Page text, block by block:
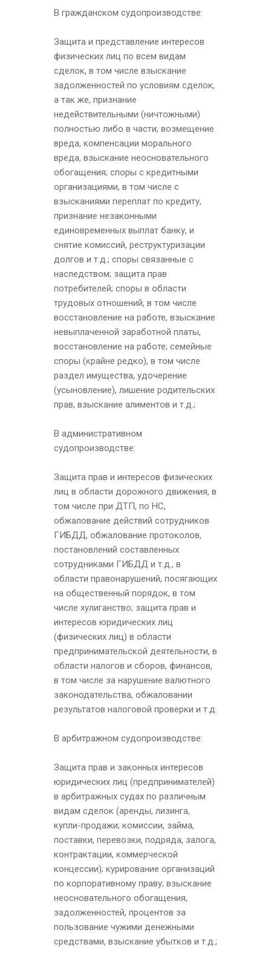
В гражданском судопроизводстве:
Защита и представление интересов
физических лиц по всем видам
сделок, в том числе взыскание
задолженностей по условиям сделок,
а так же, признание
недействительными (ничтожными)
полностью либо в части; возмещение
вреда, компенсации морального
вреда, взыскание неосновательного
обогащения; споры с кредитными
организациями, в том числе с
взысканиями переплат по кредиту,
признание незаконными
единовременных выплат банку, и
снятие комиссий, реструктуризации
долгов и т.д.; споры связанные с
наследством; защита прав
потребителей; споры в области
трудовых отношений, в том числе
восстановление на работе, взыскание
невыплаченной заработной платы,
восстановление на работе; семейные
споры (крайне редко), в том числе
раздел имущества, удочерение
(усыновление), лишение родительских
прав, взыскание алиментов и т.д.;
В административном
судопроизводстве:
Защита прав и интересов физических
лиц в области дорожного движения, в
том числе при ДТП, по НС,
обжалование действий сотрудников
ГИБДД, обжалование протоколов,
постановлений составленных
сотрудниками ГИБДД и т.д., в
области правонарушений, посягающих
на общественный порядок, в том
числе хулиганство; защита прав и
интересов юридических лиц
(физических лиц) в области
предпринимательской деятельности, в
области налогов и сборов, финансов,
в том числе за нарушение валютного
законодательства, обжаловании
результатов налоговой проверки и т.д.
В арбитражном судопроизводстве:
Защита прав и законных интересов
юридических лиц (предпринимателей)
в арбитражных судах по различным
видам сделок (аренды, лизинга,
купли-продажи; комиссии, займа,
поставки, перевозки, подряда, залога,
контрактации, коммерческой
концессии); курирование организаций
по корпоративному праву; взыскание
неосновательного обогащения,
задолженностей, процентов за
пользование чужими денежными
средствами, взыскание убытков и т.д.;